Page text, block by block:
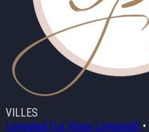
VILLES
Longueuil (Le Vieux-Longueuil) •